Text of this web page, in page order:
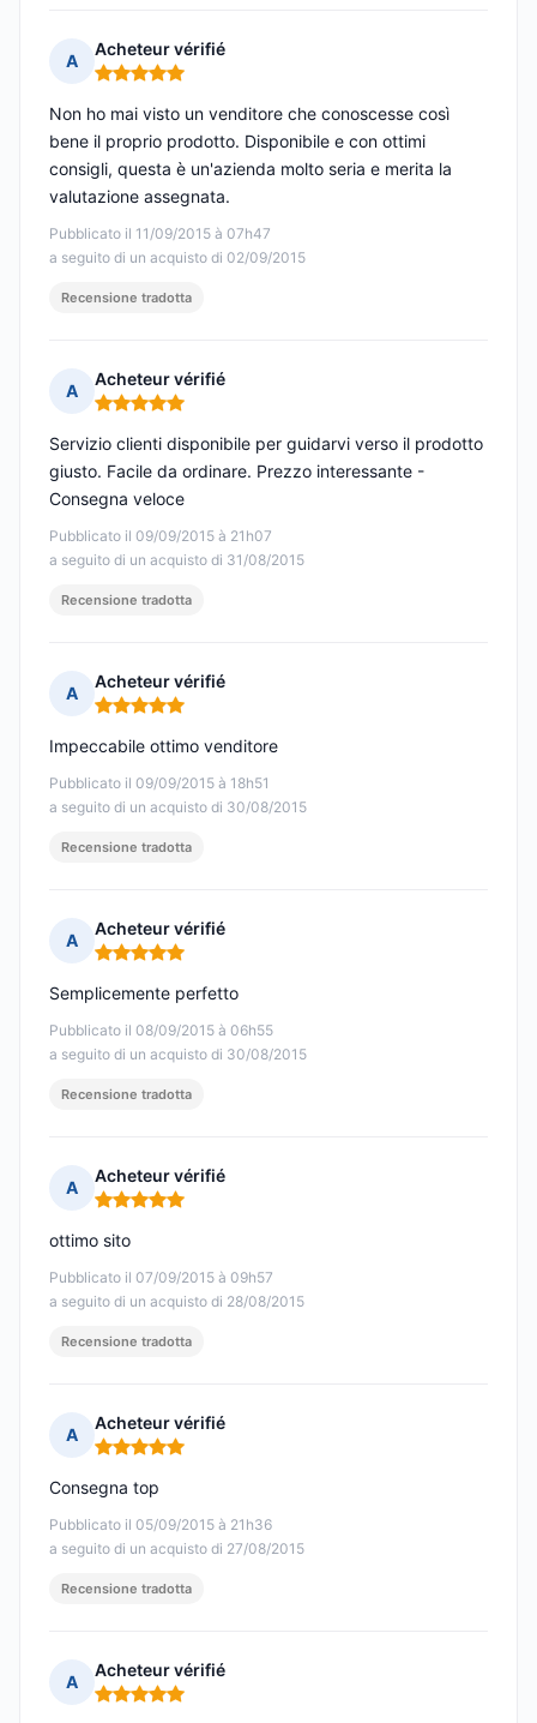
A
Acheteur vérifié
Nota: 5 su 5
Pubblicato il 11/09/2015 à 07h47
a seguito di un acquisto di 02/09/2015
Non ho mai visto un venditore che conoscesse così
bene il proprio prodotto. Disponibile e con ottimi
consigli, questa è un'azienda molto seria e merita la
valutazione assegnata.
Recensione tradotta
A
Acheteur vérifié
Nota: 5 su 5
Pubblicato il 09/09/2015 à 21h07
a seguito di un acquisto di 31/08/2015
Servizio clienti disponibile per guidarvi verso il prodotto
giusto. Facile da ordinare. Prezzo interessante -
Consegna veloce
Recensione tradotta
A
Acheteur vérifié
Nota: 5 su 5
Pubblicato il 09/09/2015 à 18h51
a seguito di un acquisto di 30/08/2015
Impeccabile ottimo venditore
Recensione tradotta
A
Acheteur vérifié
Nota: 5 su 5
Pubblicato il 08/09/2015 à 06h55
a seguito di un acquisto di 30/08/2015
Semplicemente perfetto
Recensione tradotta
A
Acheteur vérifié
Nota: 5 su 5
Pubblicato il 07/09/2015 à 09h57
a seguito di un acquisto di 28/08/2015
ottimo sito
Recensione tradotta
A
Acheteur vérifié
Nota: 5 su 5
Pubblicato il 05/09/2015 à 21h36
a seguito di un acquisto di 27/08/2015
Consegna top
Recensione tradotta
A
Acheteur vérifié
Nota: 5 su 5